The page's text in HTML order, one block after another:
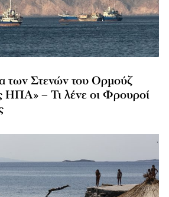
των Στενών του Ορμούζ
ΗΠΑ» – Τι λένε οι Φρουροί